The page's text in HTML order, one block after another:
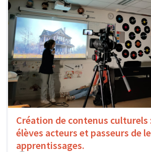
Création de contenus culturels
élèves acteurs et passeurs de
apprentissages.